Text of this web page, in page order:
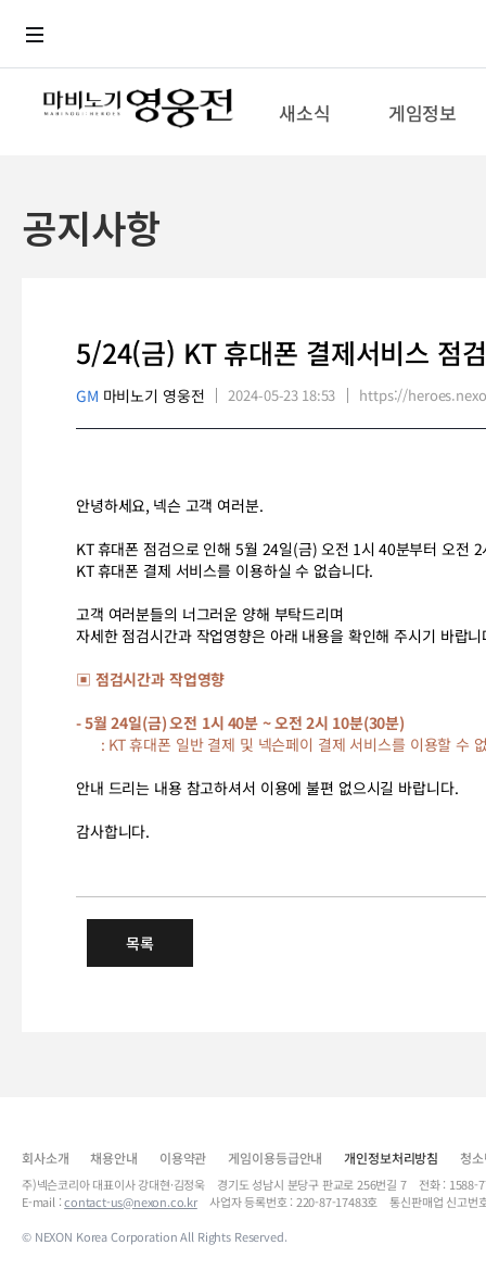
새소식 게임정보
공지사항
5/24(금) KT 휴대폰 결제서비스 점
GM 마비노기 영웅전 2024-05-23 18:53 https://
안녕하세요, 넥슨 고객 여러분.
KT휴대폰 점검으로 인해 5월 24일(금) 오전 1시 40분부터 오전 2
KT휴대폰 결제 서비스를 이용하실 수 없습니다.
고객 여러분들의 너그러운 양해 부탁드리며
자세한 점검시간과 작업영향은 아래 내용을 확인해 주시기 바랍니
▣ 점검시간과 작업영향
- 5월24일(금)오전 1시 40분~오전2시 10분(30분)
: KT휴대폰 일반 결제 및 넥슨페이 결제 서비스를 이용할 수
안내 드리는 내용 참고하셔서 이용에 불편 없으시길 바랍니다.
감사합니다.
목록
회사소개 채용안내 이용약관 게임이용등급안내 개인정보처리방침 청
주)넥슨코리아 대표이사 강대현·김정욱 경기도 성남시 분당구 판교로 256번길 7 전화 :
E-mail :contact-us@nexon.co.kr사업자 등록번호 : 220-87-17483호 통신판매업 신고번
© NEXON Korea Corporation All Rights Reserved.